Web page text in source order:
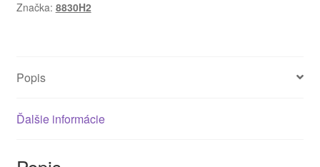
Značka: 8830H2
Popis
Ďalšie informácie